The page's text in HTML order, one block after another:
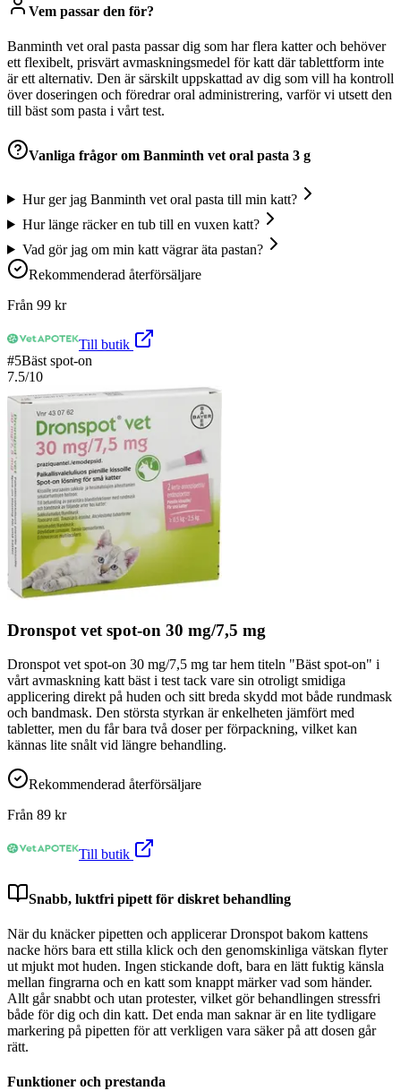
Vem passar den för?
Banminth vet oral pasta passar dig som har flera katter och behöver
ett flexibelt, prisvärt avmaskningsmedel för katt där tablettform inte
är ett alternativ. Den är särskilt uppskattad av dig som vill ha kontroll
över doseringen och föredrar oral administrering, varför vi utsett den
till bäst som pasta i vårt test.
Vanliga frågor om Banminth vet oral pasta 3 g
Hur ger jag Banminth vet oral pasta till min katt?
Hur länge räcker en tub till en vuxen katt?
Vad gör jag om min katt vägrar äta pastan?
Rekommenderad återförsäljare
Från 99 kr
Till butik
#5Bäst spot-on
7.5/10
Dronspot vet spot-on 30 mg/7,5 mg
Dronspot vet spot-on 30 mg/7,5 mg tar hem titeln "Bäst spot-on" i
vårt avmaskning katt bäst i test tack vare sin otroligt smidiga
applicering direkt på huden och sitt breda skydd mot både rundmask
och bandmask. Den största styrkan är enkelheten jämfört med
tabletter, men du får bara två doser per förpackning, vilket kan
kännas lite snålt vid längre behandling.
Rekommenderad återförsäljare
Från 89 kr
Till butik
Snabb, luktfri pipett för diskret behandling
När du knäcker pipetten och applicerar Dronspot bakom kattens
nacke hörs bara ett stilla klick och den genomskinliga vätskan flyter
ut mjukt mot huden. Ingen stickande doft, bara en lätt fuktig känsla
mellan fingrarna och en katt som knappt märker vad som händer.
Allt går snabbt och utan protester, vilket gör behandlingen stressfri
både för dig och din katt. Det enda man saknar är en lite tydligare
markering på pipetten för att verkligen vara säker på att dosen går
rätt.
Funktioner och prestanda